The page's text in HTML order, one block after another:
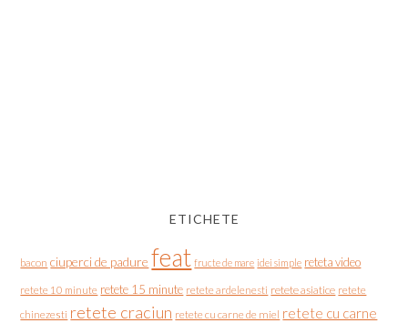
ETICHETE
bacon ciuperci de padure feat fructe de mare idei simple reteta video
retete 10 minute retete 15 minute retete ardelenesti retete asiatice retete
chinezesti retete craciun retete cu carne de miel retete cu carne